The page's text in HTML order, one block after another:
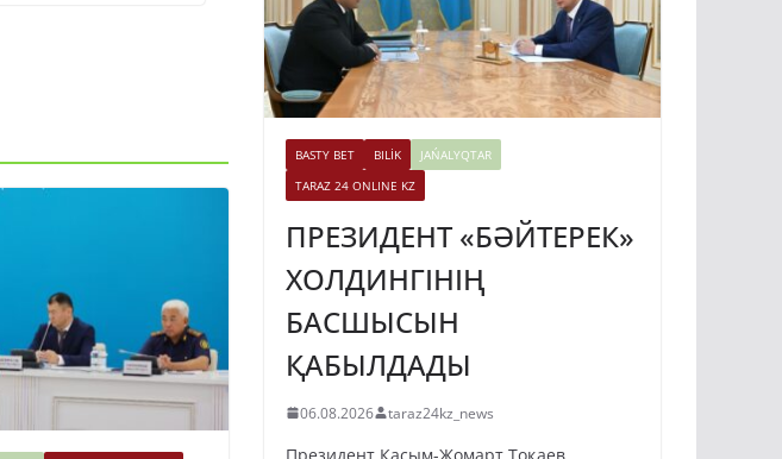
BASTY BET BILİK
JAŃALYQTAR
TARAZ 24 ONLINE KZ
ПРЕЗИДЕНТ «БӘЙТЕРЕК»
ХОЛДИНГІНІҢ
БАСШЫСЫН
ҚАБЫЛДАДЫ
06.08.2026 taraz24kz_news